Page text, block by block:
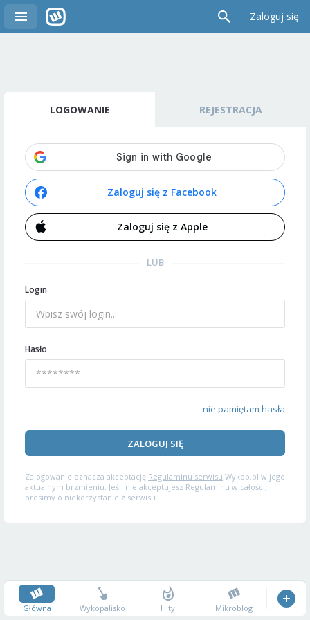
Zaloguj się
LOGOWANIE REJESTRACJA
Zaloguj się z Facebook
Zaloguj się z Apple
LUB
Login
Hasło
nie pamiętam hasła
ZALOGUJ SIĘ
Zalogowanie oznacza akceptację Regulaminu serwisu Wykop.pl w jego
aktualnym brzmieniu. Jeśli nie akceptujesz Regulaminu w całości,
prosimy o niekorzystanie z serwisu.
Główna Wykopalisko Hity Mikroblog